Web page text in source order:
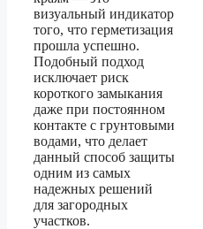
визуальный индикатор
того, что герметизация
прошла успешно.
Подобный подход
исключает риск
короткого замыкания
даже при постоянном
контакте с грунтовыми
водами, что делает
данный способ защиты
одним из самых
надежных решений
для загородных
участков.